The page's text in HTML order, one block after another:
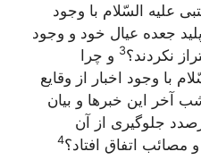
علیه السّلام با وجود
جعده عیال خود و وجود
نکردند؟3 و چرا
با وجود اخبار از وقایع
آخر این خبرها و بیان
جلوگیری از آن
و مصائب اتفاق افتاد؟4